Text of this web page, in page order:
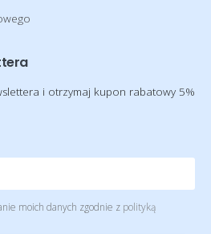
i otrzymaj kupon rabatowy 5%
moich danych zgodnie z polityką